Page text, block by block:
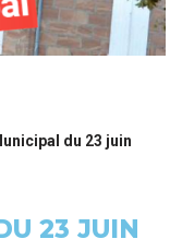
du 23 juin
23 JUIN